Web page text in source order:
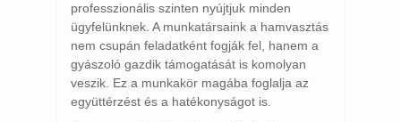
professzionális szinten nyújtjuk minden
ügyfelünknek. A munkatársaink a hamvasztás
nem csupán feladatként fogják fel, hanem a
gyászoló gazdik támogatását is komolyan
veszik. Ez a munkakör magába foglalja az
együttérzést és a hatékonyságot is.